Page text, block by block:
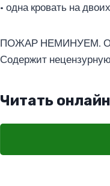
• одна кровать на двоих
ПОЖАР НЕМИНУЕМ.
Содержит
Читать